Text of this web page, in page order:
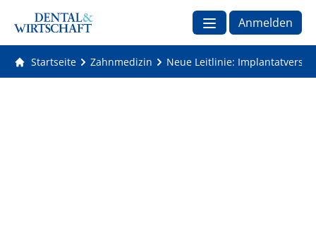
Anmelden
Startseite Zahnmedizin Neue Leitlinie: